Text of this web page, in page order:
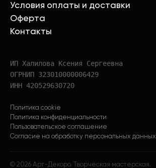
Условия оплаты и доставки
Оферта
Контакты
ИП Халилова Ксения Сергеевна
ОГРНИП 323010000006429
ИНН 420529630720
Политика cookie
Политика конфиденциальности
Пользовательское соглашение
Согласие на обработку персональных данных
© 2026 Арт-Декоро. Творческая мастерская.